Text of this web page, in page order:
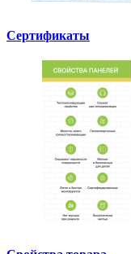
Сертификаты